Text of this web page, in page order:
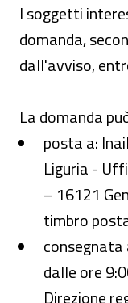
I soggetti
domanda,
dall'avviso,
La domanda
posta a:
Liguria -
– 16121
timbro
consegnata
dalle ore
Direzione